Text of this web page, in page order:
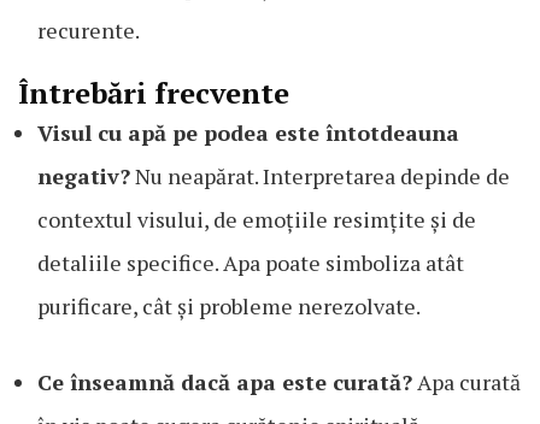
recurente.
Întrebări frecvente
Visul cu apă pe podea este întotdeauna
negativ?Nu neapărat. Interpretarea depinde de
contextul visului, de emoțiile resimțite și de
detaliile specifice. Apa poate simboliza atât
purificare, cât și probleme nerezolvate.
Ce înseamnă dacă apa este curată?Apa curată